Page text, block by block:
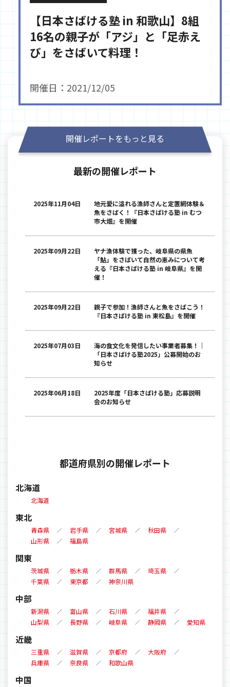
【日本さばける塾 in 和歌山】8組
16名の親子が「アジ」と「足赤え
び」をさばいて料理！
開催日：2021/12/05
開催レポートをもっと見る
最新の開催レポート
2025年11月04日
地元愛に溢れる漁師さんと定置網体験＆
魚をさばく！『日本さばける塾 in むつ
市大畑』を開催
2025年09月22日
ヤナ漁体験で獲った、岐阜県の県魚
「鮎」をさばいて自然の恵みについて考
える『日本さばける塾 in 岐阜県』を開
催！
2025年09月22日
親子で参加！漁師さんと魚をさばこう！
『日本さばける塾 in 東松島』を開催
2025年07月03日
海の食文化を発信したい事業者募集！｜
「日本さばける塾2025」公募開始のお
知らせ
2025年06月18日
2025年度「日本さばける塾」応募説明
会のお知らせ
都道府県別の開催レポート
北海道
北海道
東北
青森県 岩手県 宮城県
秋田県
山形県
福島県
関東
茨城県 栃木県 群馬県
埼玉県
千葉県
東京都 神奈川県
中部
新潟県 富山県 石川県
福井県
山梨県
長野県 岐阜県 静岡県 愛知県
近畿
三重県 滋賀県 京都府
大阪府
兵庫県
奈良県 和歌山県
中国